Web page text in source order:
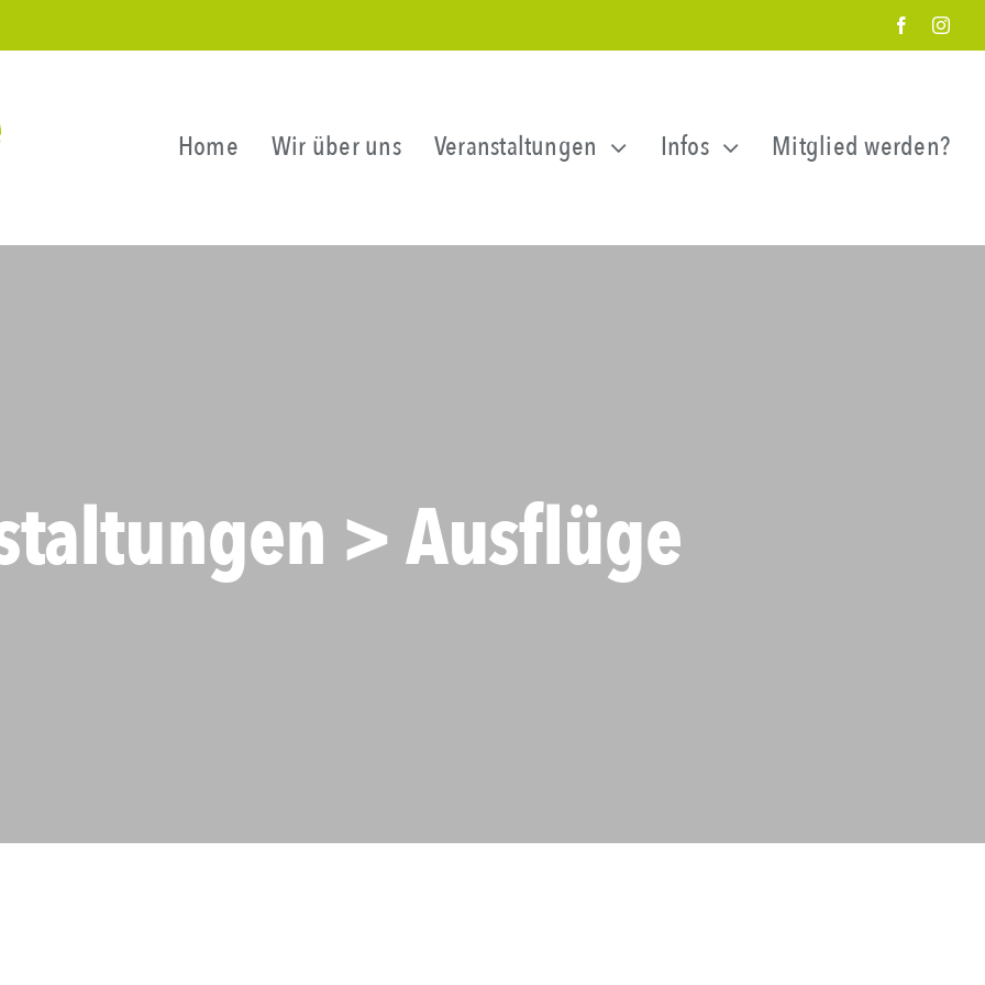
Home Wir über uns Veranstaltungen Infos Mitglied werden?
> Ausflüge